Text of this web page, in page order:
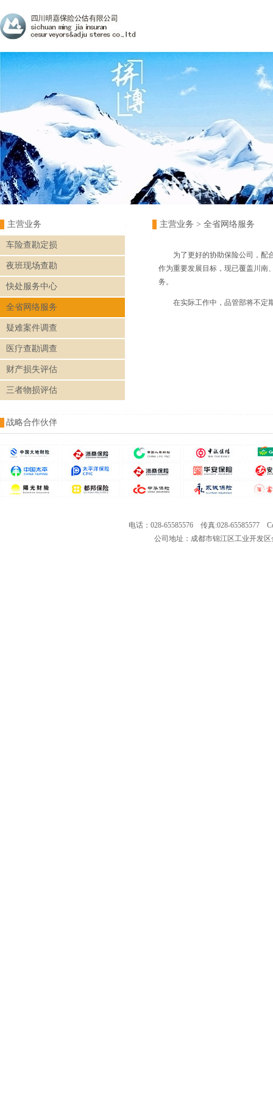
主营业务
车险查勘定损
夜班现场查勘
快处服务中心
全省网络服务
疑难案件调查
医疗查勘调查
财产损失评估
三者物损评估
主营业务 > 全省网络服务
为了更好的协助保险公司，配
作为重要发展目标，现已覆盖川南
务。
在实际工作中，品管部将不定
战略合作伙伴
电话：028-65585576 传真:028-65585577
公司地址：成都市锦江区工业开发